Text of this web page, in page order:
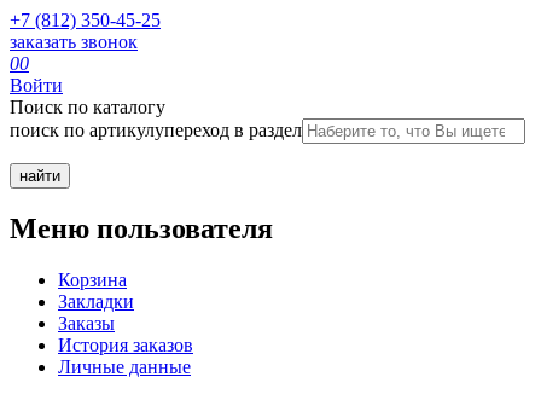
+7 (812) 350-45-25
заказать звонок
00
Войти
Поиск по каталогу
поиск по артикулупереход в раздел
Меню пользователя
Корзина
Закладки
Заказы
История заказов
Личные данные